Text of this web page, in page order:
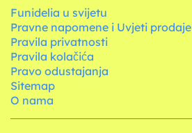
Funidelia u svijetu
Pravne napomene i Uvjeti prodaje
Pravila privatnosti
Pravila kolačića
Pravo odustajanja
Sitemap
O nama